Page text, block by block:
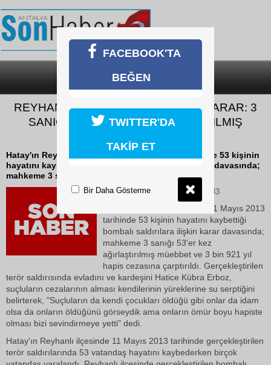
SON DAKİKA
REYHANLI SALDIRISI DAVASINDA KARAR: 3
SANIĞA 53’ER DEFA AĞIRLAŞTIRILMIŞ
Hatay'ın Reyhanlı ilçesinde 11 Mayıs 2013 tarihinde 53 kişinin
hayatını kaybettiği bombalı saldırılara ilişkin karar davasında;
mahkeme 3 sanığı...
06 Haziran 2026 Cumartesi 09:33
Hatay'ın Reyhanlı ilçesinde 11 Mayıs 2013
tarihinde 53 kişinin hayatını kaybettiği
bombalı saldırılara ilişkin karar davasında;
mahkeme 3 sanığı 53'er kez
ağırlaştırılmış müebbet ve 3 bin 921 yıl
hapis cezasına çarptırıldı. Gerçekleştirilen
terör saldırısında evladını ve kardeşini Hatice Kübra Erboz,
suçluların cezalarının alması kendilerinin yüreklerine su serptiğini
belirterek, "Suçluların da kendi çocukları öldüğü gibi onlar da idam
olsa da onların öldüğünü görseydik ama onların ömür boyu hapiste
olması bizi sevindirmeye yetti" dedi.
Hatay'ın Reyhanlı ilçesinde 11 Mayıs 2013 tarihinde gerçekleştirilen
terör saldırılarında 53 vatandaş hayatını kaybederken birçok
FACEBOOK'TA
BEĞEN
TWITTER'DA
TAKİP ET
Bir Daha Gösterme